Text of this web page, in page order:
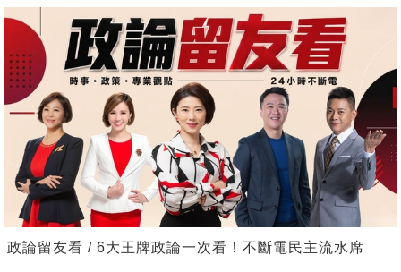
政論留友看 / 6大王牌政論一次看！不斷電民主流水席